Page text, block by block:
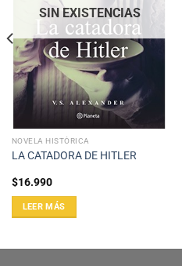
SIN EXISTENCIAS
NOVELA HISTÓRICA
LA CATADORA DE HITLER
$16.990
LEER MÁS